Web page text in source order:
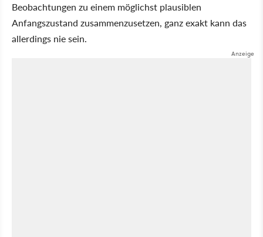
Beobachtungen zu einem möglichst plausiblen
Anfangszustand zusammenzusetzen, ganz exakt kann das
allerdings nie sein.